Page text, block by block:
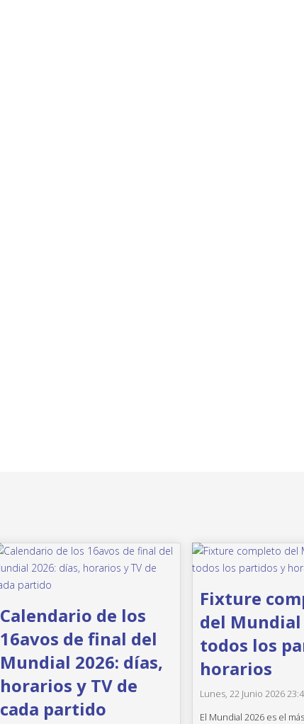
Calendario de los
16avos de final del
Mundial 2026: días,
horarios y TV de
cada partido
Fixture
del Mundial
todos los
horarios
Lunes, 22 Junio 2026
El Mundial 2026 es el